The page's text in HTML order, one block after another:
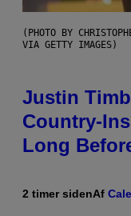
(PHOTO BY
VIA GETTY IMAGES)
Justin
Country-
Long
2 timer sidenAf